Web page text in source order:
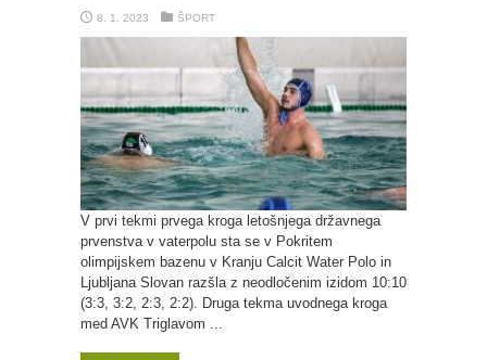
8. 1. 2023 ŠPORT
V prvi tekmi prvega kroga letošnjega državnega
prvenstva v vaterpolu sta se v Pokritem
olimpijskem bazenu v Kranju Calcit Water Polo in
Ljubljana Slovan razšla z neodločenim izidom 10:10
(3:3, 3:2, 2:3, 2:2). Druga tekma uvodnega kroga
med AVK Triglavom ...